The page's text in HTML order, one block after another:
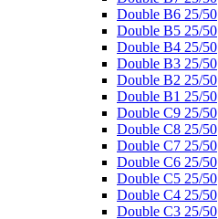
Double B6 25/50
Double B5 25/50
Double B4 25/50
Double B3 25/50
Double B2 25/50
Double B1 25/50
Double C9 25/50
Double C8 25/50
Double C7 25/50
Double C6 25/50
Double C5 25/50
Double C4 25/50
Double C3 25/50